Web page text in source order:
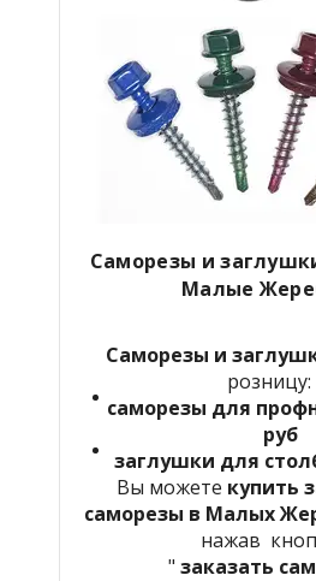
Саморезы и
Малые
Саморезы и
розницу:
саморезы для
руб
заглушки для
Вы можете купить
саморезы в Малых
нажав
" заказать